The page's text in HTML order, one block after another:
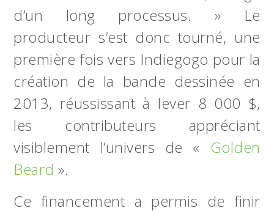
d’un long processus. » Le
producteur s’est donc tourné, une
première fois vers Indiegogo pour la
création de la bande dessinée en
2013, réussissant à lever 8 000 $,
les contributeurs appréciant
visiblement l’univers de « Golden
Beard ».
Ce financement a permis de finir